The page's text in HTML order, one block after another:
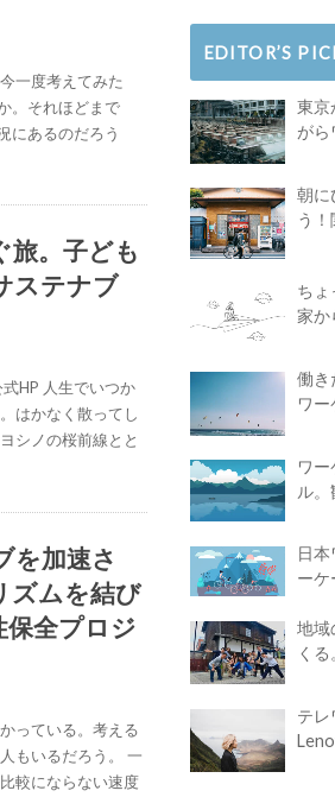
一度考えてみた
。それほどまで
にあるのだろう
旅。子ども
ステナブ
HP 人生でいつか
はかなく散ってし
シノの桜前線とと
を加速さ
ズムを結び
保全プロジ
っている。考える
もいるだろう。 一
較にならない速度
EDITOR’S
東京
がら
朝に
う
ちょ
家か
働き
ワ
ワ
ル
日
ーケ
地域
く
テレ